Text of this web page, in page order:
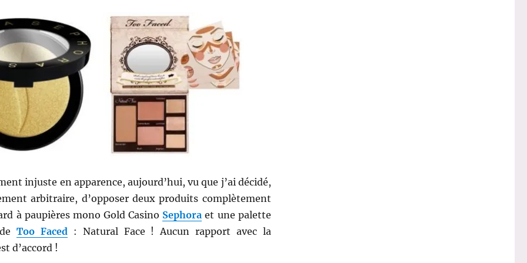
injuste en apparence, aujourd’hui, vu que j’ai décidé,
arbitraire, d’opposer deux produits complètement
à paupières mono Gold Casino Sephora et une palette
deToo Faced : Natural Face ! Aucun rapport avec la
d’accord !